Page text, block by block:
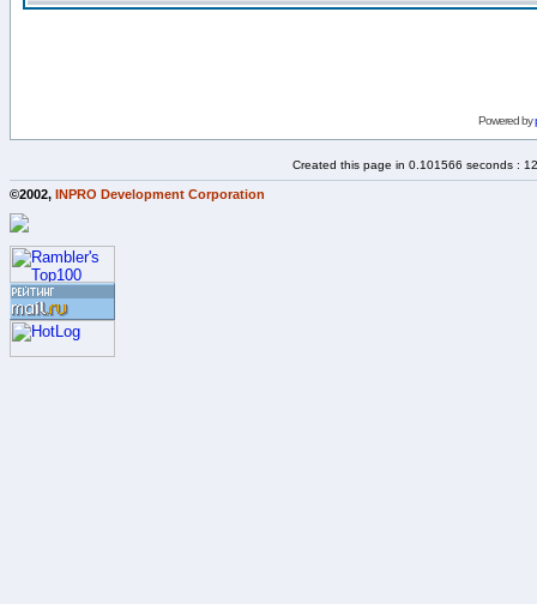
Powered by
Created this page in 0.101566 seconds :
©2002, INPRO Development Corporation